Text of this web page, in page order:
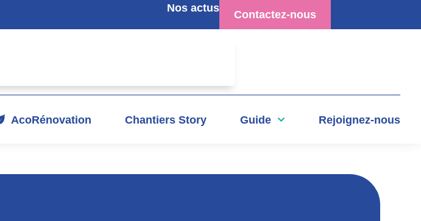
Nos actus
Contactez-nous
AcoRénovation Chantiers Story Guide Rejoignez-nous